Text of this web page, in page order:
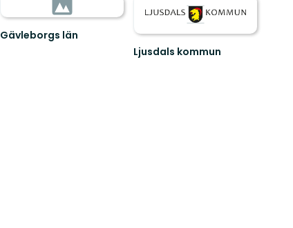
Gävleborgs län
Ljusdals kommun